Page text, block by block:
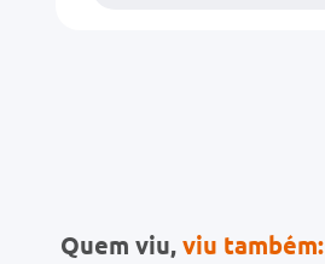
Quem viu,viu também: